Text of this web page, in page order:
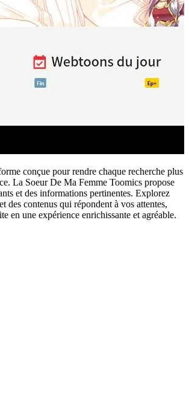
conçue pour rendre chaque recherche plus
La Soeur De Ma Femme Toomics propose
et des informations pertinentes. Explorez
des contenus qui répondent à vos attentes,
en une expérience enrichissante et agréable.